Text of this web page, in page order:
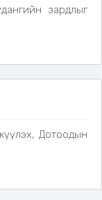
зардлыг
Дотоодын